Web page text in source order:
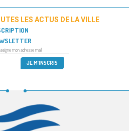
LES ACTUS DE LA VILLE